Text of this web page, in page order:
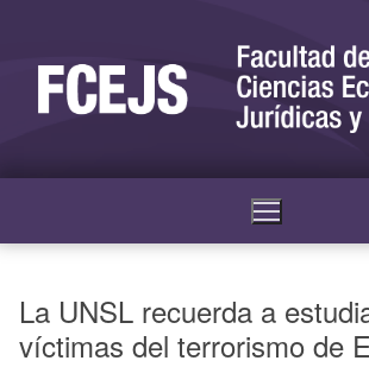
La UNSL recuerda a
víctimas del terrorismo de